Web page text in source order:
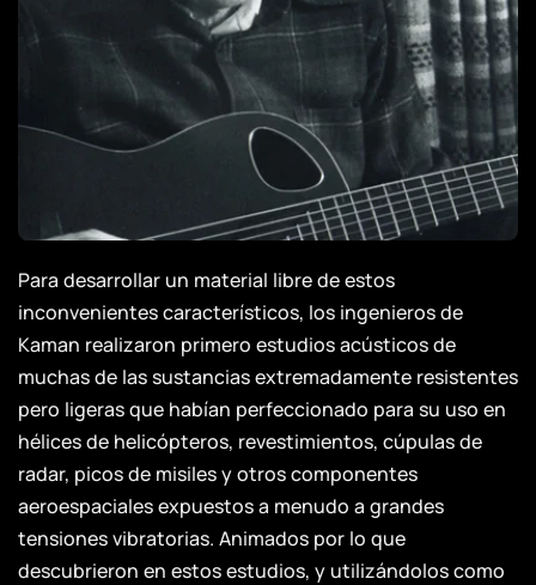
Para desarrollar un material libre de estos
inconvenientes característicos, los ingenieros de
Kaman realizaron primero estudios acústicos de
muchas de las sustancias extremadamente resistentes
pero ligeras que habían perfeccionado para su uso en
hélices de helicópteros, revestimientos, cúpulas de
radar, picos de misiles y otros componentes
aeroespaciales expuestos a menudo a grandes
tensiones vibratorias. Animados por lo que
descubrieron en estos estudios, y utilizándolos como